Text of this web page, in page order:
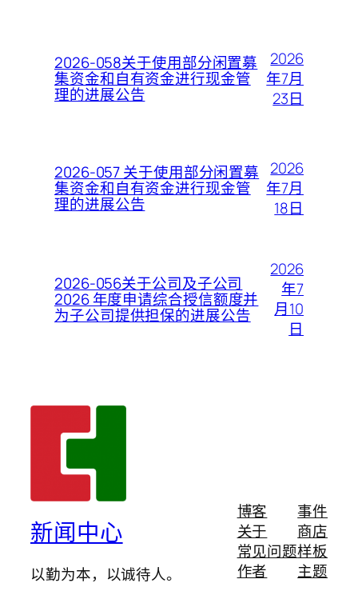
2026-058关于使用部分闲置募
集资金和自有资金进行现金管
理的进展公告
2026
年7月
23日
2026-057 关于使用部分闲置募
集资金和自有资金进行现金管
理的进展公告
2026
年7月
18日
2026-056关于公司及子公司
2026 年度申请综合授信额度并
为子公司提供担保的进展公告
2026
年7
月10
日
新闻中心
以勤为本，以诚待人。
博客
关于
常见问题
作者
事件
商店
样板
主题